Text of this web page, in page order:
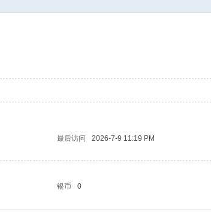
最后访问
2026-7-9 11:19 PM
银币 0